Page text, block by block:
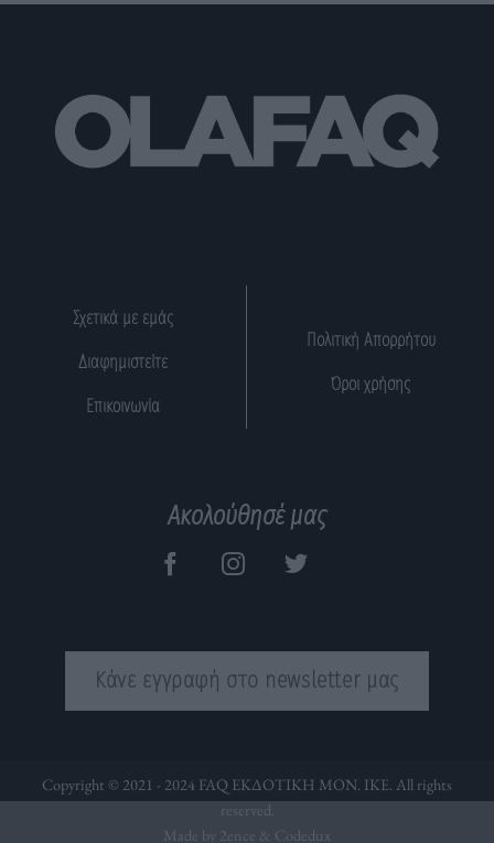
Σχετικά με εμάς
Διαφημιστείτε
Επικοινωνία
Πολιτική Απορρήτου
Όροι χρήσης
Ακολούθησέ μας
Κάνε εγγραφή στο newsletter μας
Copyright © 2021 - 2024 FAQ ΕΚΔΟΤΙΚΗ ΜΟΝ. ΙΚΕ. All rights
reserved.
Made by 2ence & Codedux